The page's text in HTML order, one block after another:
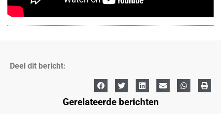
Deel dit bericht:
Gerelateerde berichten